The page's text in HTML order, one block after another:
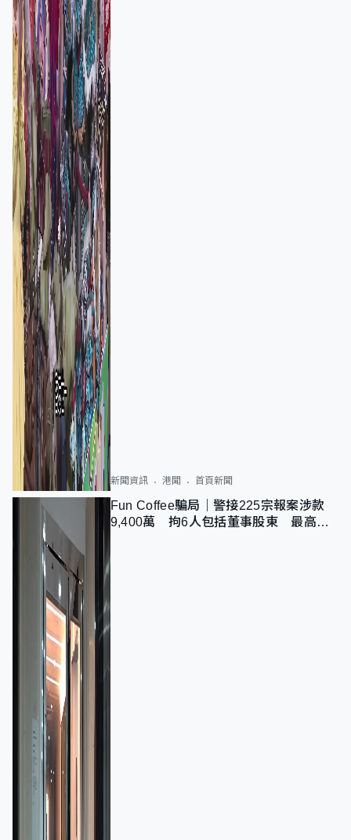
新聞資訊 港聞 首頁新聞
Fun Coffee騙局｜警接225宗報案涉款
9,400萬 拘6人包括董事股東 最高金